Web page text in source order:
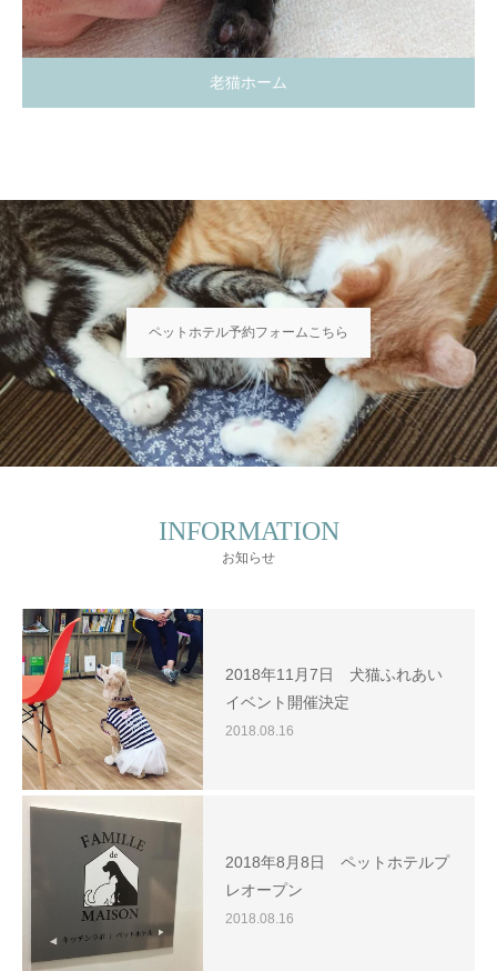
老猫ホーム
ペットホテル予約フォームこちら
INFORMATION
お知らせ
2018年11月7日 犬猫ふれあい
イベント開催決定
2018.08.16
2018年8月8日 ペットホテルプ
レオープン
2018.08.16